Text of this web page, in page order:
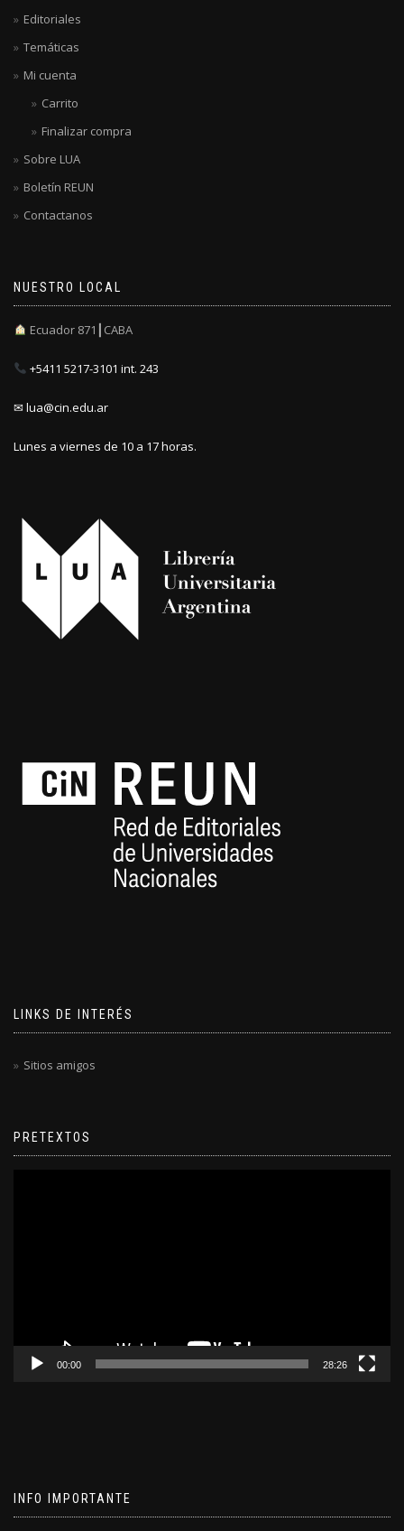
Editoriales
Temáticas
Mi cuenta
Carrito
Finalizar compra
Sobre LUA
Boletín REUN
Contactanos
NUESTRO LOCAL
Ecuador 871┃CABA
+5411 5217-3101 int. 243
✉ lua@cin.edu.ar
Lunes a viernes de 10 a 17 horas.
LINKS DE INTERÉS
Sitios amigos
PRETEXTOS
00:00 28:26
INFO IMPORTANTE